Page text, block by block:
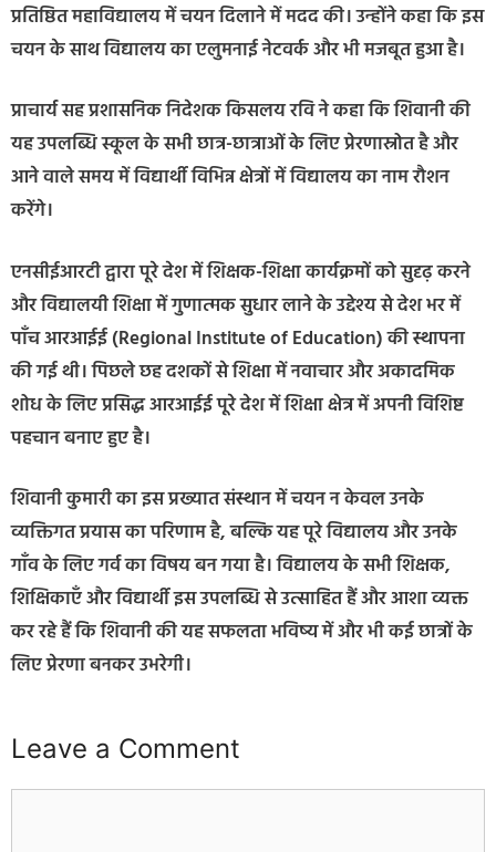
प्रतिष्ठित महाविद्यालय में चयन दिलाने में मदद की। उन्होंने कहा कि इस
चयन के साथ विद्यालय का एलुमनाई नेटवर्क और भी मजबूत हुआ है।
प्राचार्य सह प्रशासनिक निदेशक किसलय रवि ने कहा कि शिवानी की
यह उपलब्धि स्कूल के सभी छात्र-छात्राओं के लिए प्रेरणास्रोत है और
आने वाले समय में विद्यार्थी विभिन्न क्षेत्रों में विद्यालय का नाम रौशन
करेंगे।
एनसीईआरटी द्वारा पूरे देश में शिक्षक-शिक्षा कार्यक्रमों को सुदृढ़ करने
और विद्यालयी शिक्षा में गुणात्मक सुधार लाने के उद्देश्य से देश भर में
पाँच आरआईई (Regional Institute of Education) की स्थापना
की गई थी। पिछले छह दशकों से शिक्षा में नवाचार और अकादमिक
शोध के लिए प्रसिद्ध आरआईई पूरे देश में शिक्षा क्षेत्र में अपनी विशिष्ट
पहचान बनाए हुए है।
शिवानी कुमारी का इस प्रख्यात संस्थान में चयन न केवल उनके
व्यक्तिगत प्रयास का परिणाम है, बल्कि यह पूरे विद्यालय और उनके
गाँव के लिए गर्व का विषय बन गया है। विद्यालय के सभी शिक्षक,
शिक्षिकाएँ और विद्यार्थी इस उपलब्धि से उत्साहित हैं और आशा व्यक्त
कर रहे हैं कि शिवानी की यह सफलता भविष्य में और भी कई छात्रों के
लिए प्रेरणा बनकर उभरेगी।
Leave a Comment